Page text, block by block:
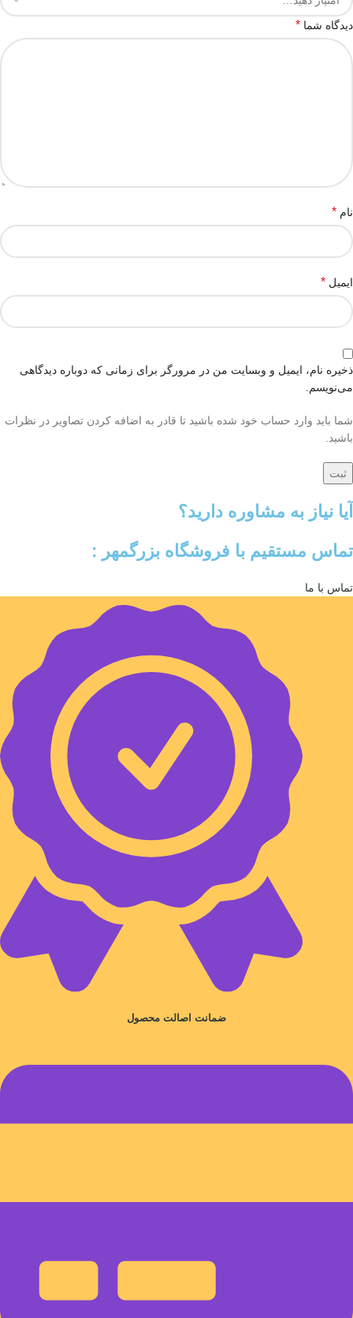
دیدگاه شما *
نام *
ایمیل *
ذخیره نام، ایمیل و وبسایت من در مرورگر برای زمانی که دوباره دیدگاهی
می‌نویسم.
شما باید وارد حساب خود شده باشید تا قادر به اضافه کردن تصاویر در نظرات
باشید.
آیا نیاز به مشاوره دارید؟
تماس مستقیم با فروشگاه بزرگمهر :
تماس با ما
ضمانت اصالت محصول